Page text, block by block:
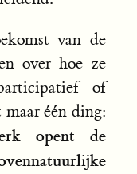
van de
over hoe ze
of
één ding:
opent de